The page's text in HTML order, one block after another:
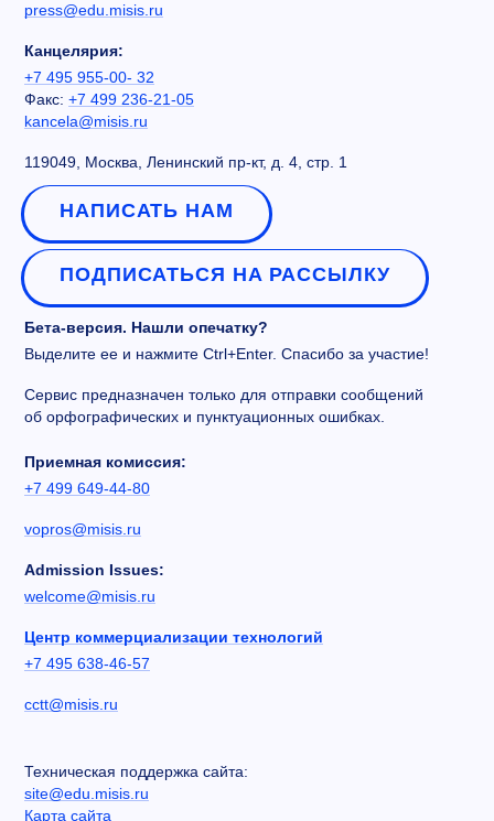
press@edu.misis.ru
Канцелярия:
+7 495 955-00- 32
Факс: +7 499 236-21-05
kancela@misis.ru
119049, Москва, Ленинский пр-кт, д. 4, стр. 1
НАПИСАТЬ НАМ
ПОДПИСАТЬСЯ НА РАССЫЛКУ
Бета-версия. Нашли опечатку?
Выделите ее и нажмите Ctrl+Enter. Спасибо за участие!
Сервис предназначен только для отправки сообщений
об орфографических и пунктуационных ошибках.
Приемная комиссия:
+7 499 649-44-80
vopros@misis.ru
Admission Issues:
welcome@misis.ru
Центр коммерциализации технологий
+7 495 638-46-57
cctt@misis.ru
Техническая поддержка сайта:
site@edu.misis.ru
Карта сайта